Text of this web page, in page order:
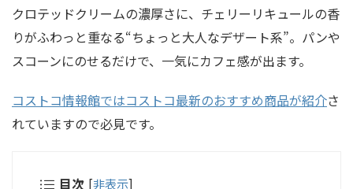
クロテッドクリームの濃厚さに、チェリーリキュールの香
りがふわっと重なる“ちょっと大人なデザート系”。パンや
スコーンにのせるだけで、一気にカフェ感が出ます。
コストコ情報館ではコストコ最新のおすすめ商品が紹介さ
れていますので必見です。
目次 [非表示]